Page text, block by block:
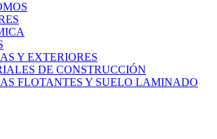
Y EXTERIORES
DE CONSTRUCCIÓN
FLOTANTES Y SUELO LAMINADO